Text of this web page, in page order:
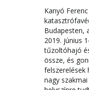
Kanyó
Budapesten,
2019. június
tűzoltóhajó
össze, és
felszerelések
nagy